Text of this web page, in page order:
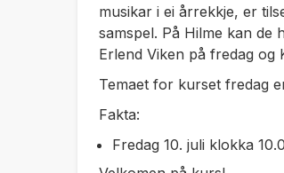
musikar i ei årrekkje, er
samspel. På Hilme kan de
Erlend Viken på fredag og
Temaet for kurset fredag
Fakta:
Fredag 10. juli klokka